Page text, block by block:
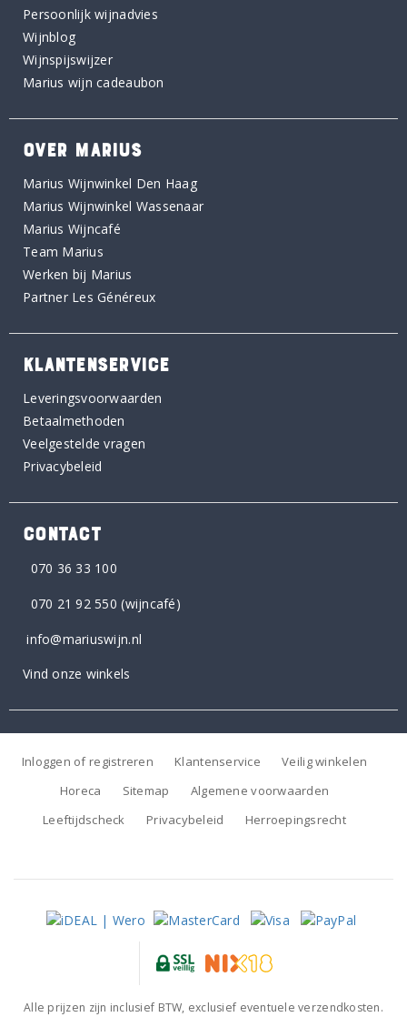
Persoonlijk wijnadvies
Wijnblog
Wijnspijswijzer
Marius wijn cadeaubon
OVER MARIUS
Marius Wijnwinkel Den Haag
Marius Wijnwinkel Wassenaar
Marius Wijncafé
Team Marius
Werken bij Marius
Partner Les Généreux
KLANTENSERVICE
Leveringsvoorwaarden
Betaalmethoden
Veelgestelde vragen
Privacybeleid
CONTACT
070 36 33 100
070 21 92 550 (wijncafé)
info@mariuswijn.nl
Vind onze winkels
Inloggen of registreren Klantenservice
Veilig winkelen
Horeca
Sitemap
Algemene voorwaarden
Leeftijdscheck
Privacybeleid Herroepingsrecht
Alle prijzen zijn inclusief BTW, exclusief eventuele verzendkosten.